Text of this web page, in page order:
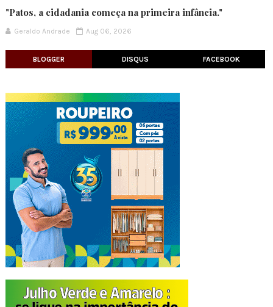
"Patos, a cidadania começa na primeira infância."
Geraldo Andrade Aug 06, 2026
BLOGGER DISQUS FACEBOOK